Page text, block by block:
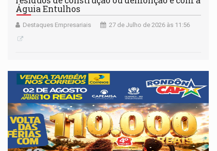
Águia Entulhos
Destaques Empresariais 27 de Julho de 2026 às 11:56